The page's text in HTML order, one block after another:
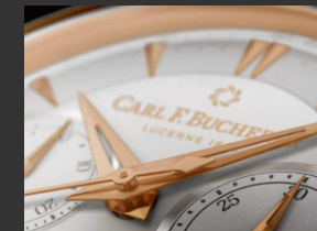
mouvement : ainsi, elles peuvent
dès que le poussoir de remise à zéro